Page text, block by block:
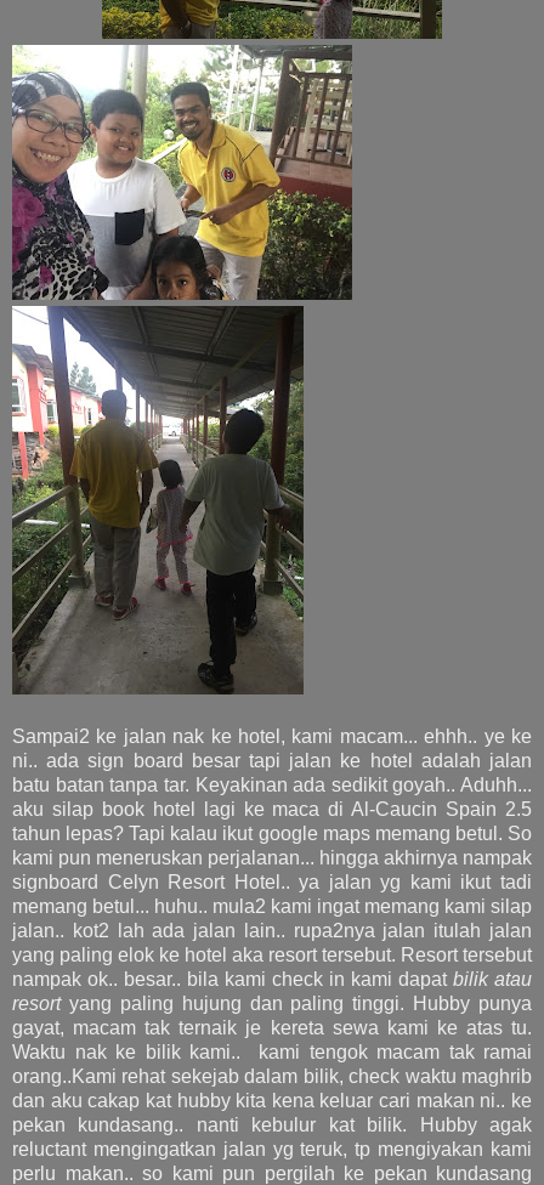
Sampai2 ke jalan nak ke hotel, kami macam... ehhh.. ye ke
ni.. ada sign board besar tapi jalan ke hotel adalah jalan
batu batan tanpa tar. Keyakinan ada sedikit goyah.. Aduhh...
aku silap book hotel lagi ke maca di Al-Caucin Spain 2.5
tahun lepas? Tapi kalau ikut google maps memang betul. So
kami pun meneruskan perjalanan... hingga akhirnya nampak
signboard Celyn Resort Hotel.. ya jalan yg kami ikut tadi
memang betul... huhu.. mula2 kami ingat memang kami silap
jalan.. kot2 lah ada jalan lain.. rupa2nya jalan itulah jalan
yang paling elok ke hotel aka resort tersebut. Resort tersebut
nampak ok.. besar.. bila kami check in kami dapat bilik atau
resort yang paling hujung dan paling tinggi. Hubby punya
gayat, macam tak ternaik je kereta sewa kami ke atas tu.
Waktu nak ke bilik kami.. kami tengok macam tak ramai
orang..Kami rehat sekejab dalam bilik, check waktu maghrib
dan aku cakap kat hubby kita kena keluar cari makan ni.. ke
pekan kundasang.. nanti kebulur kat bilik. Hubby agak
reluctant mengingatkan jalan yg teruk, tp mengiyakan kami
perlu makan.. so kami pun pergilah ke pekan kundasang